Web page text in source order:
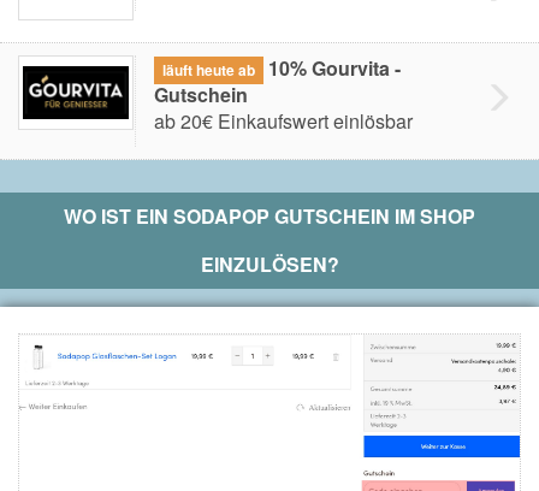
läuft heute ab
10% Gourvita -
Gutschein
ab 20€ Einkaufswert einlösbar
WO IST EIN SODAPOP GUTSCHEIN IM SHOP
EINZULÖSEN?